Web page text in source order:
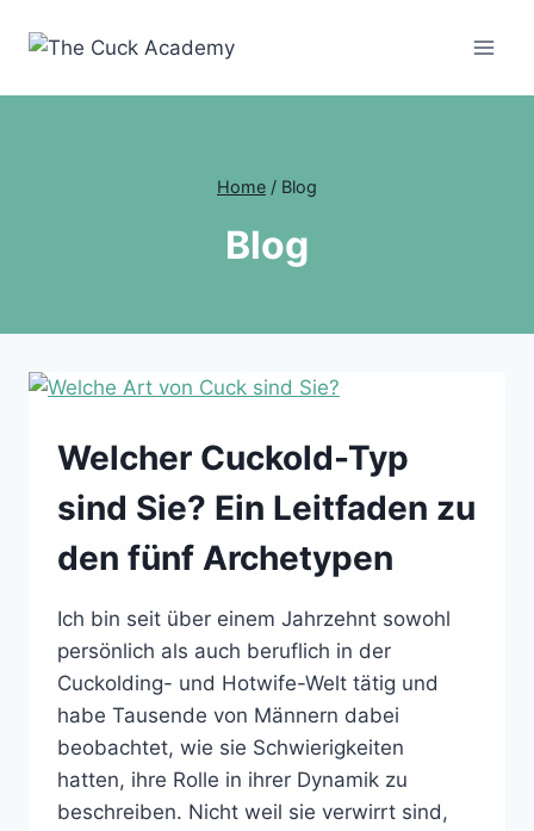
Inhalt
Home / Blog
Blog
Welcher Cuckold-Typ
sind Sie? Ein Leitfaden zu
den fünf Archetypen
Ich bin seit über einem Jahrzehnt sowohl
persönlich als auch beruflich in der
Cuckolding- und Hotwife-Welt tätig und
habe Tausende von Männern dabei
beobachtet, wie sie Schwierigkeiten
hatten, ihre Rolle in ihrer Dynamik zu
beschreiben. Nicht weil sie verwirrt sind,